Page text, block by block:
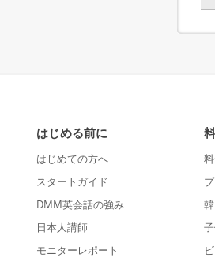
はじめる前に
はじめての方へ
スタートガイド
DMM英会話の強み
日本人講師
モニターレポート